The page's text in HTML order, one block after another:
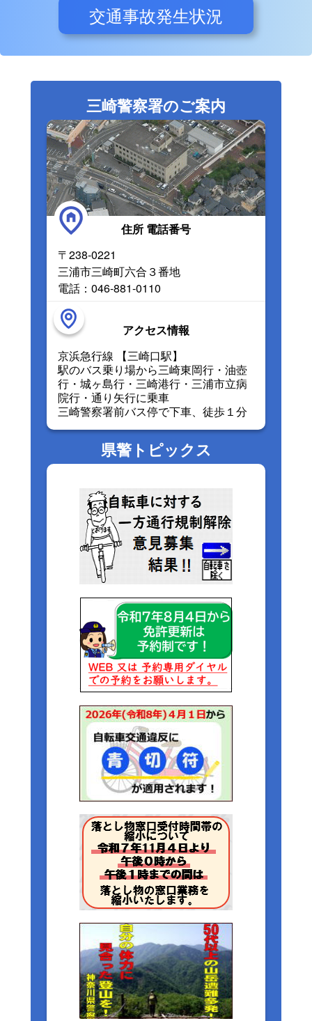
交通事故発生状況
三崎警察署のご案内
住所 電話番号
〒238-0221
三浦市三崎町六合３番地
電話：046-881-0110
アクセス情報
京浜急行線 【三崎口駅】
駅のバス乗り場から三崎東岡行・油壺
行・城ヶ島行・三崎港行・三浦市立病
院行・通り矢行に乗車
三崎警察署前バス停で下車、徒歩１分
県警トピックス